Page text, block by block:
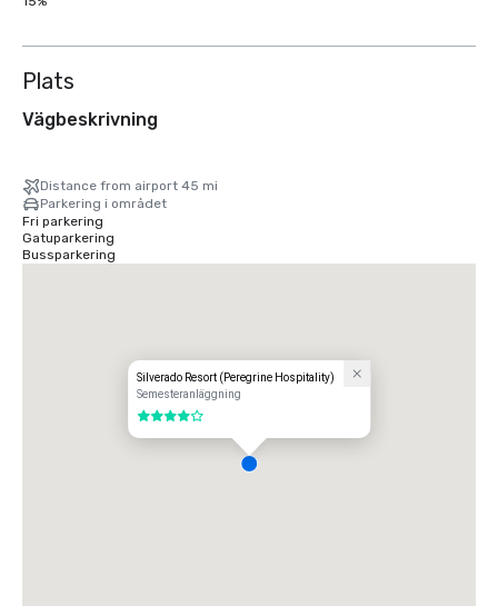
Plats
Vägbeskrivning
Distance from airport 45 mi
Parkering i området
Fri parkering
Gatuparkering
Bussparkering
Silverado Resort (Peregrine Hospitality)
Semesteranläggning
4 av 5